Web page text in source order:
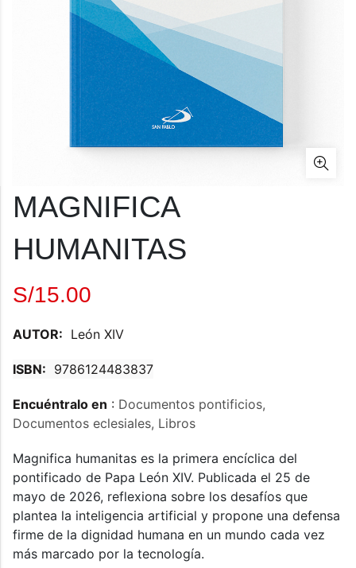
MAGNIFICA
HUMANITAS
S/15.00
AUTOR: León XIV
ISBN: 9786124483837
Encuéntralo en : Documentos pontificios,
Documentos eclesiales, Libros
Magnifica humanitas es la primera encíclica del
pontificado de Papa León XIV. Publicada el 25 de
mayo de 2026, reflexiona sobre los desafíos que
plantea la inteligencia artificial y propone una defensa
firme de la dignidad humana en un mundo cada vez
más marcado por la tecnología.